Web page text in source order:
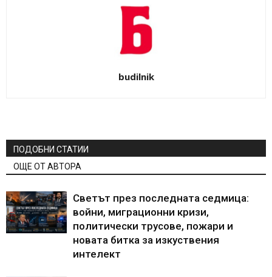
budilnik
ПОДОБНИ СТАТИИ
ОЩЕ ОТ АВТОРА
Светът през последната седмица:
войни, миграционни кризи,
политически трусове, пожари и
новата битка за изкуствения
интелект